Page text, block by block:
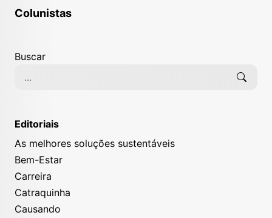
Colunistas
Buscar
Editoriais
As melhores soluções sustentáveis
Bem-Estar
Carreira
Catraquinha
Causando